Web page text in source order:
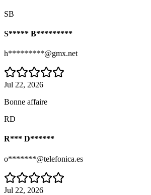
SB
S***** B*********
h*********@gmx.net
Jul 22, 2026
Bonne affaire
RD
R*** D******
o*******@telefonica.es
Jul 22, 2026